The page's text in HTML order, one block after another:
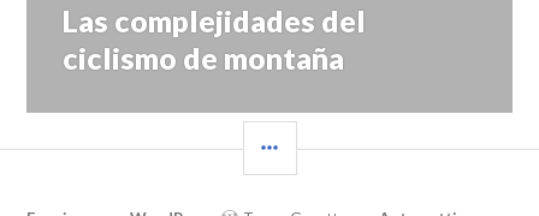
Entrada
siguiente:
Las complejidades del
ciclismo de montaña
LATERAL